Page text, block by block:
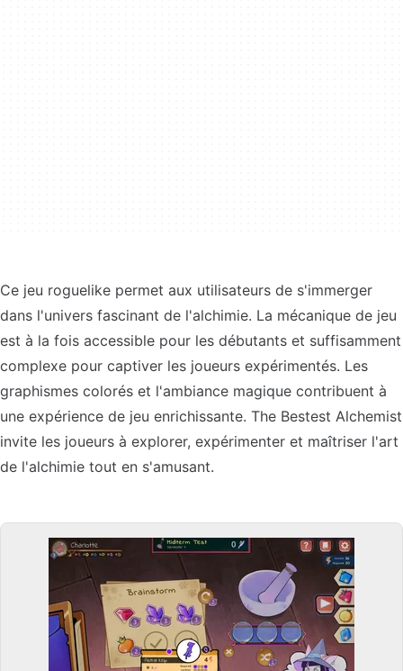
Ce jeu roguelike permet aux utilisateurs de s'immerger
dans l'univers fascinant de l'alchimie. La mécanique de jeu
est à la fois accessible pour les débutants et suffisamment
complexe pour captiver les joueurs expérimentés. Les
graphismes colorés et l'ambiance magique contribuent à
une expérience de jeu enrichissante. The Bestest Alchemist
invite les joueurs à explorer, expérimenter et maîtriser l'art
de l'alchimie tout en s'amusant.